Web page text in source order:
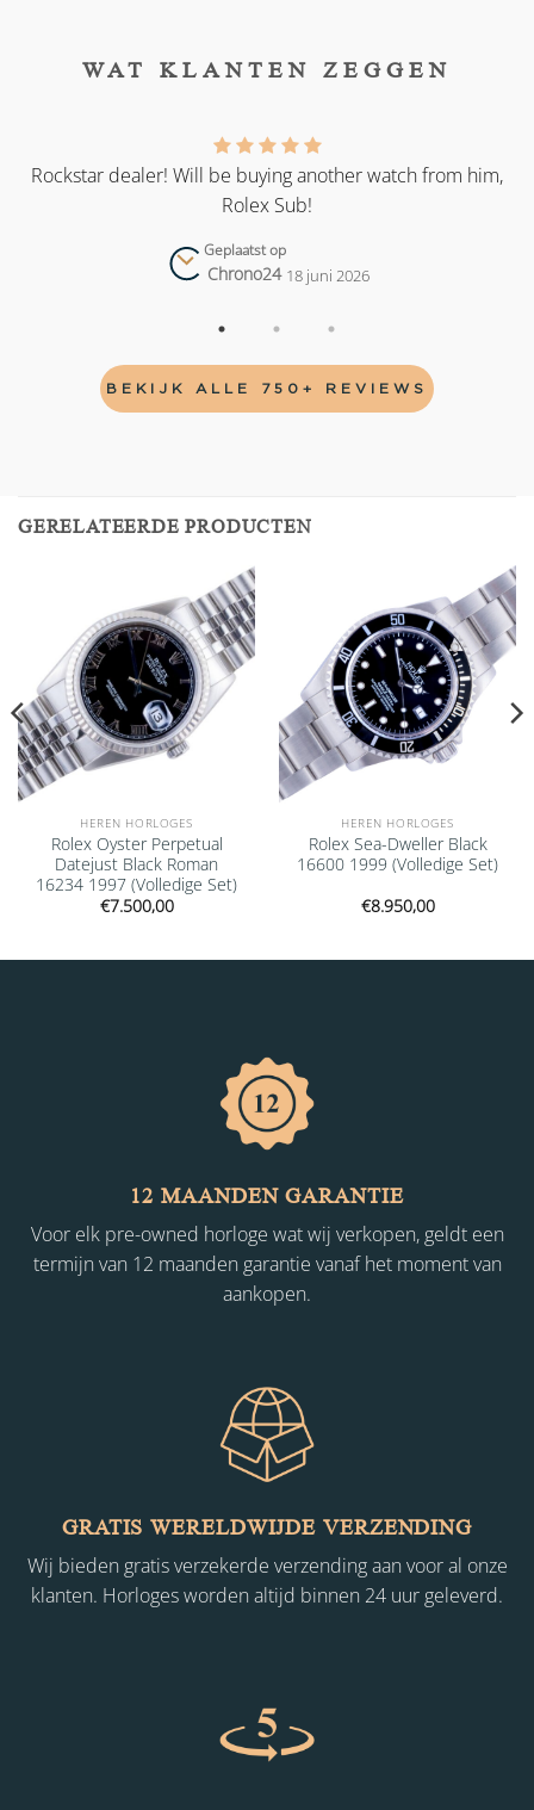
WAT KLANTEN ZEGGEN
Rockstar dealer! Will be buying another watch from him,
Rolex Sub!
Geplaatst op
Chrono24 18 juni 2026
BEKIJK ALLE 750+ REVIEWS
GERELATEERDE PRODUCTEN
Add to
wishlist
HEREN HORLOGES
Rolex Oyster Perpetual
Datejust Black Roman
16234 1997 (Volledige Set)
€7.500,00
Add to
wishlist
HEREN HORLOGES
Rolex Sea-Dweller Black
16600 1999 (Volledige Set)
€8.950,00
12 MAANDEN GARANTIE
Voor elk pre-owned horloge wat wij verkopen, geldt een
termijn van 12 maanden garantie vanaf het moment van
aankopen.
GRATIS WERELDWIJDE VERZENDING
Wij bieden gratis verzekerde verzending aan voor al onze
klanten. Horloges worden altijd binnen 24 uur geleverd.